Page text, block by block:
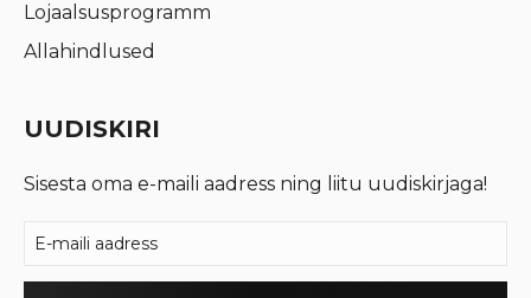
Lojaalsusprogramm
Allahindlused
UUDISKIRI
Sisesta oma e-maili aadress ning liitu uudiskirjaga!